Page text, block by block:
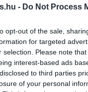
- Do Not Process
opt-out of the sale,
for targeted
selection. Please note
interest-based ads
to third parties
of your personal
A folyó
DONYECK